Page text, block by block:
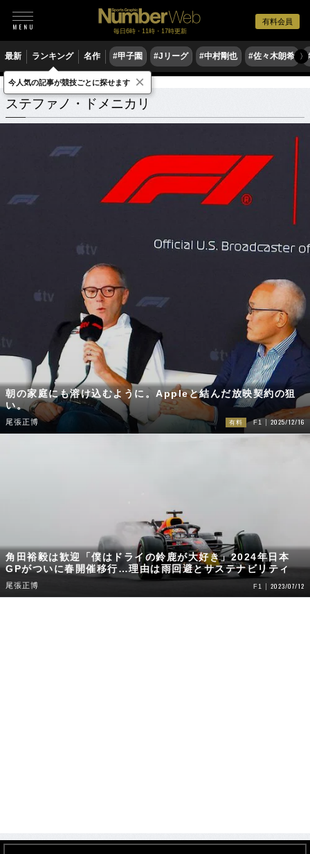
有料会員
毎日6時・11時・17時更新
最新 ランキング 名作 #甲子園 #Jリーグ #中村剛也 #佐々木朗希 〉
ステファノ・ドメニカリ 関連記事
ステファノ・ドメニカリ
朝の家庭にも溶け込むように。Appleと結んだ放映契約の狙
い。
尾張正博 有料 F1 2025/12/16
角田裕毅は歓迎「僕はドライの鈴鹿が大好き」2024年日本
GPがついに春開催移行…理由は雨回避とサステナビリティ
尾張正博 F1 2023/07/12
今人気の記事が競技ごとに探せます ×